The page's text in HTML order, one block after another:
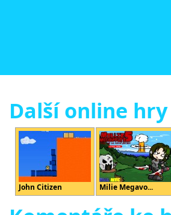
Další online
John Citizen Milie Megavo...